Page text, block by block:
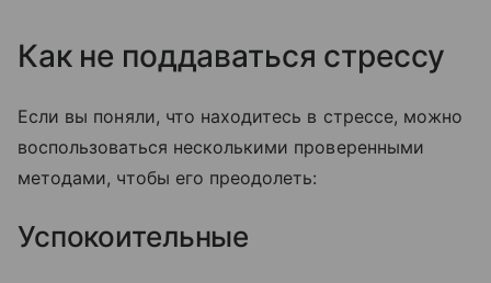
Как не поддаваться стрессу
Если вы поняли, что находитесь в стрессе, можно
воспользоваться несколькими проверенными
методами, чтобы его преодолеть:
Успокоительные